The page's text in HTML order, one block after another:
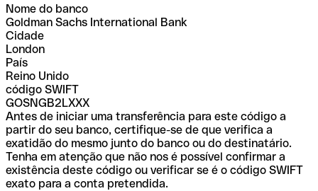
Nome do banco
Goldman Sachs International Bank
Cidade
London
País
Reino Unido
código SWIFT
GOSNGB2LXXX
Antes de iniciar uma transferência para este código a
partir do seu banco, certifique-se de que verifica a
exatidão do mesmo junto do banco ou do destinatário.
Tenha em atenção que não nos é possível confirmar a
existência deste código ou verificar se é o código SWIFT
exato para a conta pretendida.